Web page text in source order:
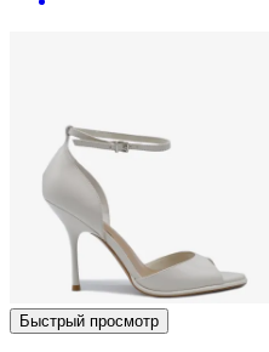
Быстрый просмотр